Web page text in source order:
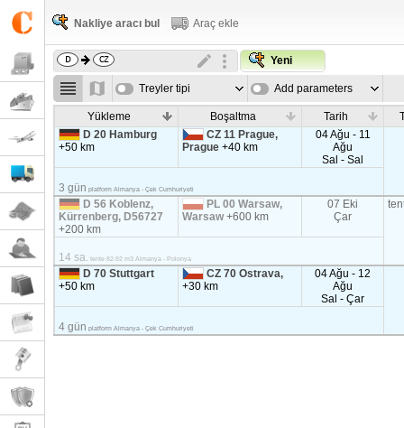
Nakliye aracı bul Araç ekle
Yeni
Treyler tipi Add parameters
Yükleme Boşaltma Tarih
D 20 Hamburg
+50 km
CZ 11 Prague,
Prague+40 km
04 Ağu - 11
Ağu
Sal - Sal
3 gün platform Almanya - Çek Cumhuriyeti
D 56 Koblenz,
Kürrenberg, D56727
+200 km
PL 00 Warsaw,
Warsaw+600 km
07 Eki
Çar
14 sa. tente 82-92 m3 Almanya - Polonya
D 70 Stuttgart
+50 km
CZ 70 Ostrava,
+30 km
04 Ağu - 12
Ağu
Sal - Çar
4 gün platform Almanya - Çek Cumhuriyeti